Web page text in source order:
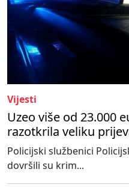
Vijesti
Uzeo više od 23.000
razotkrila veliku
Policijski službenici
dovršili su krim...